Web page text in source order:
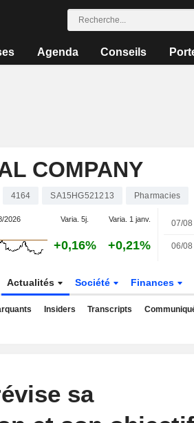
Agenda Conseils
COMPANY
4164 SA15HG521213 Pharmacies
2026 Varia. 5j. Varia. 1 janv.
+0,16% +0,21%
07/08
06/08
Actualités Société Finances
Insiders Transcripts
sa